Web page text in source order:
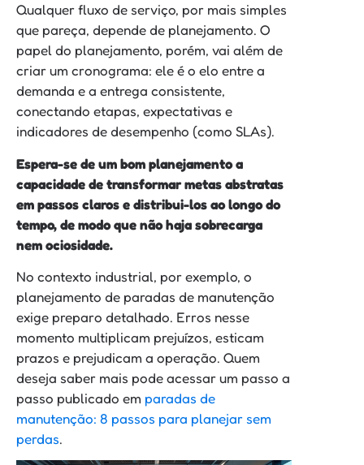
Qualquer fluxo de serviço, por mais simples
que pareça, depende de planejamento. O
papel do planejamento, porém, vai além de
criar um cronograma: ele é o elo entre a
demanda e a entrega consistente,
conectando etapas, expectativas e
indicadores de desempenho (como SLAs).
Espera-se de um bom planejamento a
capacidade de transformar metas abstratas
em passos claros e distribui-los ao longo do
tempo, de modo que não haja sobrecarga
nem ociosidade.
No contexto industrial, por exemplo, o
planejamento de paradas de manutenção
exige preparo detalhado. Erros nesse
momento multiplicam prejuízos, esticam
prazos e prejudicam a operação. Quem
deseja saber mais pode acessar um passo a
passo publicado em paradas de
manutenção: 8 passos para planejar sem
perdas.